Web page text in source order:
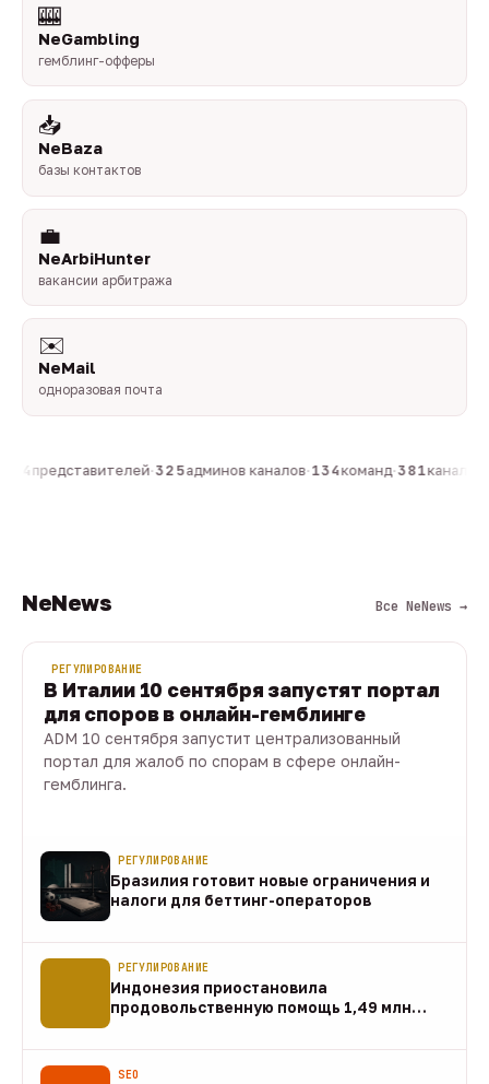
🎰
NeGambling
гемблинг-офферы
📥
NeBaza
базы контактов
💼
NeArbiHunter
вакансии арбитража
✉️
NeMail
одноразовая почта
представителей·325админов каналов·134команд·381каналов в
NeNews Все NeNews →
РЕГУЛИРОВАНИЕ
В Италии 10 сентября запустят портал
для споров в онлайн-гемблинге
ADM 10 сентября запустит централизованный
портал для жалоб по спорам в сфере онлайн-
гемблинга.
РЕГУЛИРОВАНИЕ
Бразилия готовит новые ограничения и
налоги для беттинг-операторов
РЕГУЛИРОВАНИЕ
Индонезия приостановила
продовольственную помощь 1,49 млн
SEO